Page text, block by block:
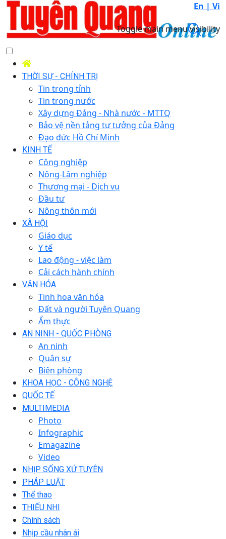
En | Vi
Toggle main menu visibility
THỜI SỰ - CHÍNH TRỊ
Tin trong tỉnh
Tin trong nước
Xây dựng Đảng - Nhà nước - MTTQ
Bảo vệ nền tảng tư tưởng của Đảng
Đạo đức Hồ Chí Minh
KINH TẾ
Công nghiệp
Nông-Lâm nghiệp
Thương mại - Dịch vụ
Đầu tư
Nông thôn mới
XÃ HỘI
Giáo dục
Y tế
Lao động - việc làm
Cải cách hành chính
VĂN HÓA
Tinh hoa văn hóa
Đất và người Tuyên Quang
Ẩm thực
AN NINH - QUỐC PHÒNG
An ninh
Quân sự
Biên phòng
KHOA HỌC - CÔNG NGHỆ
QUỐC TẾ
MULTIMEDIA
Photo
Infographic
Emagazine
Video
NHỊP SỐNG XỨ TUYÊN
PHÁP LUẬT
Thể thao
THIẾU NHI
Chính sách
Nhịp cầu nhân ái